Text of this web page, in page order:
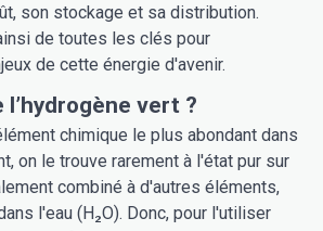
son stockage et sa distribution.
de toutes les clés pour
de cette énergie d'avenir.
l’hydrogène vert ?
chimique le plus abondant dans
on le trouve rarement à l'état pur sur
combiné à d'autres éléments,
l'eau (H₂O). Donc, pour l'utiliser